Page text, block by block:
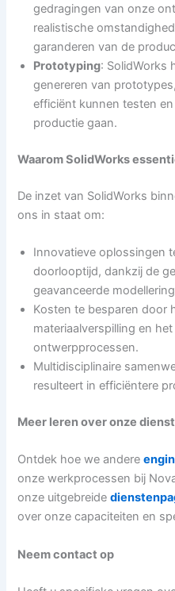
gedragingen van onze
realistische
garanderen van de
Prototyping: SolidWorks
genereren van
efficiënt kunnen testen
productie gaan.
Waarom SolidWorks
De inzet van SolidWorks
ons in staat om:
Innovatieve oplossingen
doorlooptijd, dankzij de
geavanceerde
Kosten te besparen door
materiaalverspilling en
ontwerpprocessen.
Multidisciplinaire
resulteert in efficiëntere
Meer leren over onze
Ontdek hoe we andere
onze werkprocessen bij
onze uitgebreide
over onze capaciteiten en
Neem contact op